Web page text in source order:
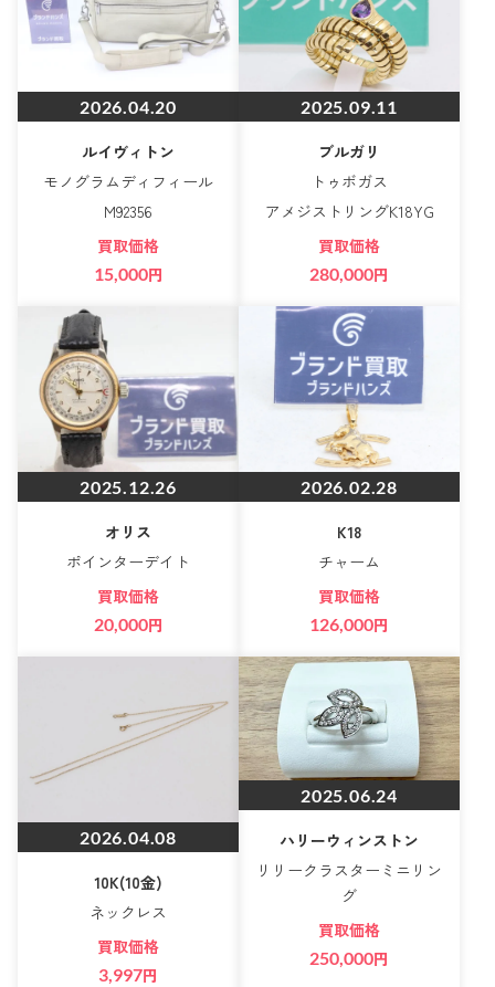
2026.04.20
ルイヴィトン
モノグラムディフィール
M92356
買取価格
15,000円
2025.09.11
ブルガリ
トゥボガス
アメジストリングK18YG
買取価格
280,000円
2025.12.26
オリス
ポインターデイト
買取価格
20,000円
2026.02.28
K18
チャーム
買取価格
126,000円
2026.04.08
10K(10金)
ネックレス
買取価格
3,997円
2025.06.24
ハリーウィンストン
リリークラスターミニリン
グ
買取価格
250,000円